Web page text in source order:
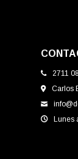
2711
Carlos
Lunes